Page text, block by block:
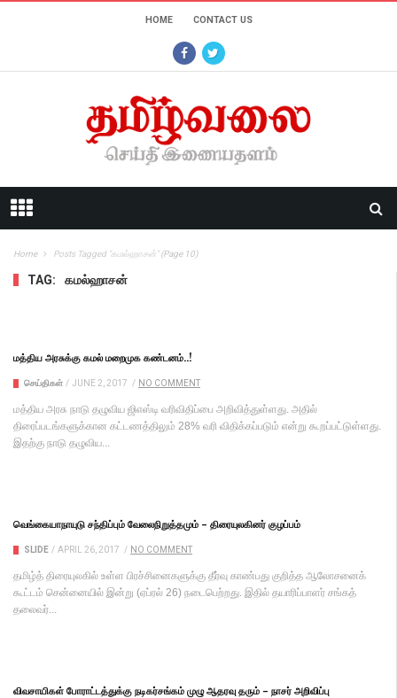
HOME CONTACT US
Home Posts Tagged "கமல்ஹாசன்"(Page 10)
TAG: கமல்ஹாசன்
மத்திய அரசுக்கு கமல் மறைமுக கண்டனம்..!
செய்திகள் / JUNE 2, 2017 / NO COMMENT
மத்திய அரசு நாடு தழுவிய ஜிஎஸ்டி வரிவிதிப்பை அறிவித்துள்ளது. அதில்
திரைப்படங்களுக்கான கட்டணத்திலும் 28% வரி விதிக்கப்படும் என்று கூறப்பட்டுள்ளது.
இதற்கு நாடு தழுவிய...
வெங்கையாநாயுடு சந்திப்பும் வேலைநிறுத்தமும் – திரையுலகினர் குழப்பம்
SLIDE / APRIL 26, 2017 / NO COMMENT
தமிழ்த் திரையுலகில் உள்ள பிரச்சினைகளுக்கு தீர்வு காண்பது குறித்த ஆலோசனைக்
கூட்டம் சென்னையில் இன்று (ஏப்ரல் 26) நடைபெற்றது. இதில் தயாரிப்பாளர் சங்கத்
தலைவர்...
விவசாயிகள் போராட்டத்துக்கு நடிகர்சங்கம் முழு ஆதரவு தரும் – நாசர் அறிவிப்பு